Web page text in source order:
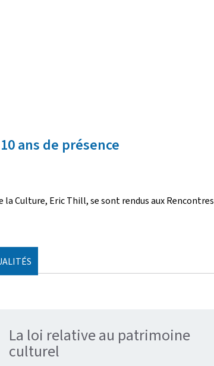
ans de présence
la Culture, Eric Thill, se sont rendus aux Rencontres
La loi relative au patrimoine
culturel